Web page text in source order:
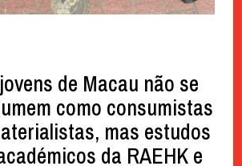
de Macau não se
como consumistas
mas estudos
da RAEHK e